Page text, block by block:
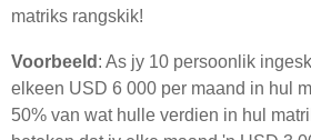
matriks rangskik!
Voorbeeld : As jy 10 persoonlik
elkeen USD 6 000 per maand in hul
50% van wat hulle verdien in hul